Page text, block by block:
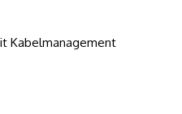
Kabelmanagement